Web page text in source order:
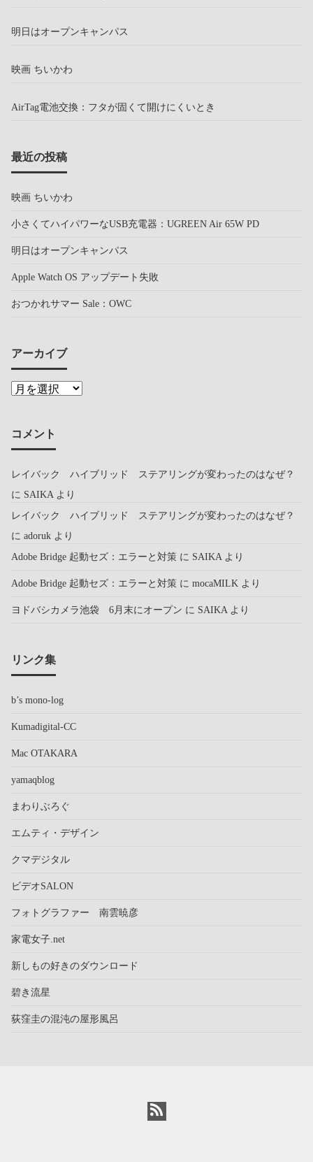
明日はオープンキャンパス
映画 ちいかわ
AirTag電池交換：フタが固くて開けにくいとき
最近の投稿
映画 ちいかわ
小さくてハイパワーなUSB充電器：UGREEN Air 65W PD
明日はオープンキャンパス
Apple Watch OS アップデート失敗
おつかれサマー Sale：OWC
アーカイブ
コメント
レイバック ハイブリッド ステアリングが変わったのはなぜ？
に SAIKA より
レイバック ハイブリッド ステアリングが変わったのはなぜ？
に adoruk より
Adobe Bridge 起動セズ：エラーと対策 に SAIKA より
Adobe Bridge 起動セズ：エラーと対策 に mocaMILK より
ヨドバシカメラ池袋 6月末にオープン に SAIKA より
リンク集
b’s mono-log
Kumadigital-CC
Mac OTAKARA
yamaqblog
まわりぶろぐ
エムティ・デザイン
クマデジタル
ビデオSALON
フォトグラファー 南雲暁彦
家電女子.net
新しもの好きのダウンロード
碧き流星
荻窪圭の混沌の屋形風呂